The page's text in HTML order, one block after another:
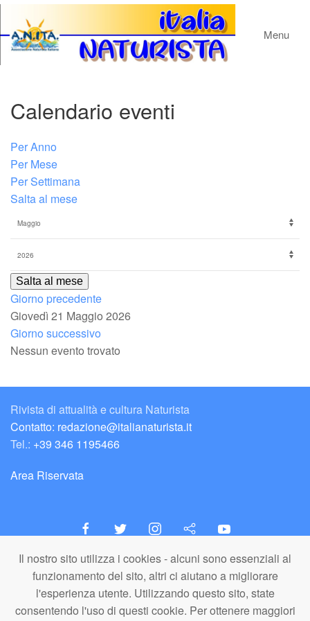
Il nostro sito utilizza i cookies - alcuni sono essenziali al
funzionamento del sito, altri ci aiutano a migliorare
l'esperienza utente. Utilizzando questo sito, state
consentendo l'uso di questi cookie. Per ottenere maggiori
Menu
Calendario eventi
Per Anno
Per Mese
Per Settimana
Salta al mese
Salta al mese
Giorno precedente
Giovedì 21 Maggio 2026
Giorno successivo
Nessun evento trovato
Rivista di attualità e cultura Naturista
Contatto: redazione@italianaturista.it
Tel.: +39 346 1195466
Area Riservata
italiaNATURISTA
Editore e Redazione
A.N.ITA. Associazione Naturista Italiana (APS)
C.F. 80203710159